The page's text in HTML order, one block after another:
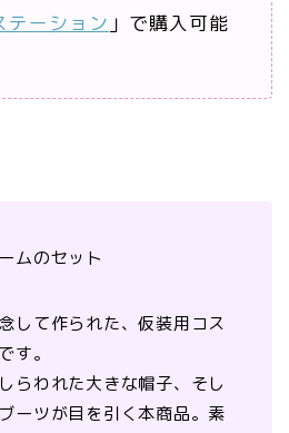
テーション 」で購入可能
ムのセット
して作られた、仮装用コス
す。
らわれた大きな帽子、そし
ーツが目を引く本商品。素